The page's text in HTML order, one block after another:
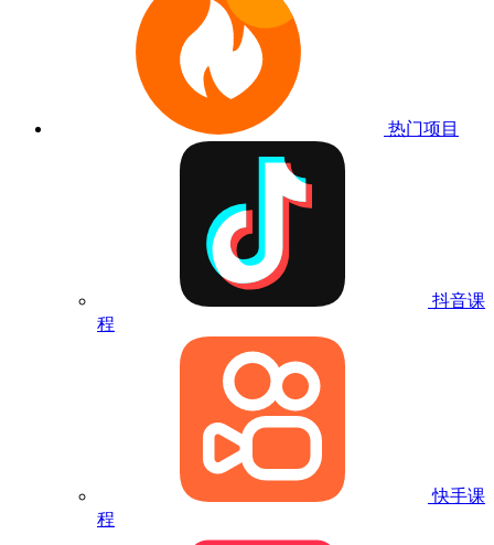
热门项目
抖音课
程
快手课
程